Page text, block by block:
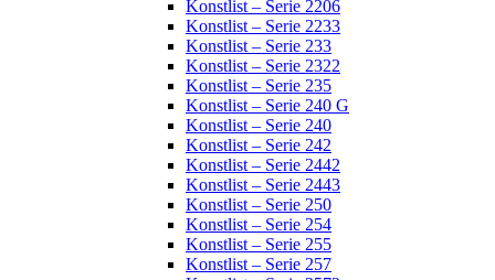
Konstlist – Serie 2206
Konstlist – Serie 2233
Konstlist – Serie 233
Konstlist – Serie 2322
Konstlist – Serie 235
Konstlist – Serie 240 G
Konstlist – Serie 240
Konstlist – Serie 242
Konstlist – Serie 2442
Konstlist – Serie 2443
Konstlist – Serie 250
Konstlist – Serie 254
Konstlist – Serie 255
Konstlist – Serie 257